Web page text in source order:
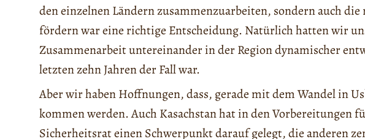
den einzelnen Ländern zusammenzuarbeiten, sondern auch
fördern war eine richtige Entscheidung. Natürlich hatten wir
Zusammenarbeit untereinander in der Region dynamischer
letzten zehn Jahren der Fall war.
Aber wir haben Hoffnungen, dass, gerade mit dem Wandel in
kommen werden. Auch Kasachstan hat in den Vorbereitungen
Sicherheitsrat einen Schwerpunkt darauf gelegt, die anderen